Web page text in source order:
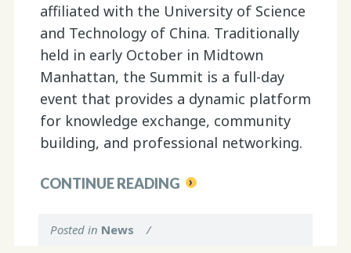
affiliated with the University of Science
and Technology of China. Traditionally
held in early October in Midtown
Manhattan, the Summit is a full-day
event that provides a dynamic platform
for knowledge exchange, community
building, and professional networking.
CONTINUE READING
Posted in News /